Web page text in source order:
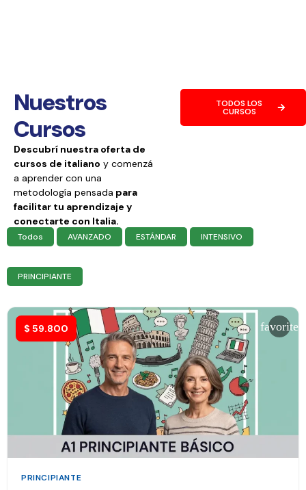
Nuestros
Cursos
Descubrí nuestra oferta de
cursos de italiano y comenzá
a aprender con una
metodología pensada para
facilitar tu aprendizaje y
conectarte con Italia.
TODOS LOS
CURSOS
Todos AVANZADO ESTÁNDAR INTENSIVO
PRINCIPIANTE
$ 59.800 favorite
PRINCIPIANTE